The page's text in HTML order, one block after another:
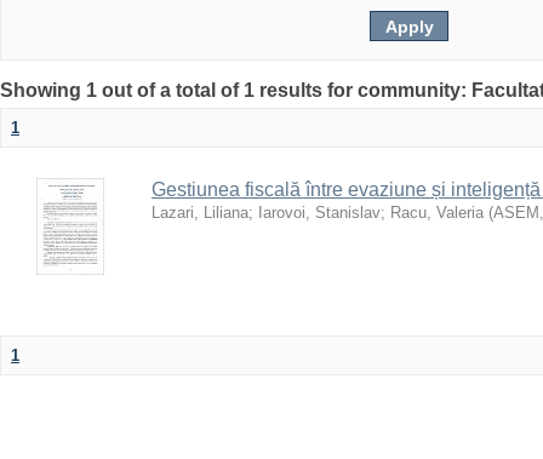
Showing 1 out of a total of 1 results for community:
1
Gestiunea fiscală între evaziune și
Lazari, Liliana; Iarovoi, Stanislav; Racu, Valeria (ASEM
1